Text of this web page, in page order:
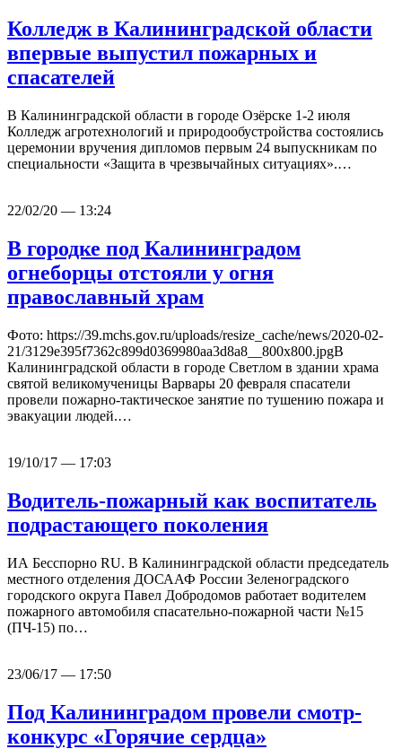
Колледж в Калининградской области
впервые выпустил пожарных и
спасателей
В Калининградской области в городе Озёрске 1-2 июля
Колледж агротехнологий и природообустройства состоялись
церемонии вручения дипломов первым 24 выпускникам по
специальности «Защита в чрезвычайных ситуациях».…
22/02/20 — 13:24
В городке под Калининградом
огнеборцы отстояли у огня
православный храм
Фото: https://39.mchs.gov.ru/uploads/resize_cache/news/2020-02-
21/3129e395f7362c899d0369980aa3d8a8__800x800.jpgВ
Калининградской области в городе Светлом в здании храма
святой великомученицы Варвары 20 февраля спасатели
провели пожарно-тактическое занятие по тушению пожара и
эвакуации людей.…
19/10/17 — 17:03
Водитель-пожарный как воспитатель
подрастающего поколения
ИА Бесспорно RU. В Калининградской области председатель
местного отделения ДОСААФ России Зеленоградского
городского округа Павел Добродомов работает водителем
пожарного автомобиля спасательно-пожарной части №15
(ПЧ-15) по…
23/06/17 — 17:50
Под Калининградом провели смотр-
конкурс «Горячие сердца»